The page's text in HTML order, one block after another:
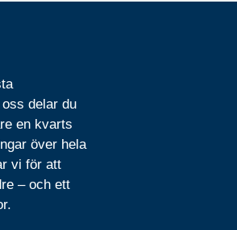
delar du
en kvarts
över hela
vi för att
– och ett